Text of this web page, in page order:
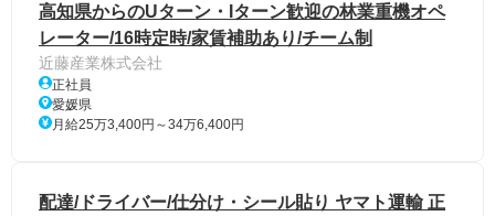
高知県からのUターン・Iターン歓迎の林業重機オペ
レーター/16時定時/家賃補助あり/チーム制
近藤産業株式会社
正社員
愛媛県
月給25万3,400円～34万6,400円
配達/ドライバー/仕分け・シール貼り ヤマト運輸 正